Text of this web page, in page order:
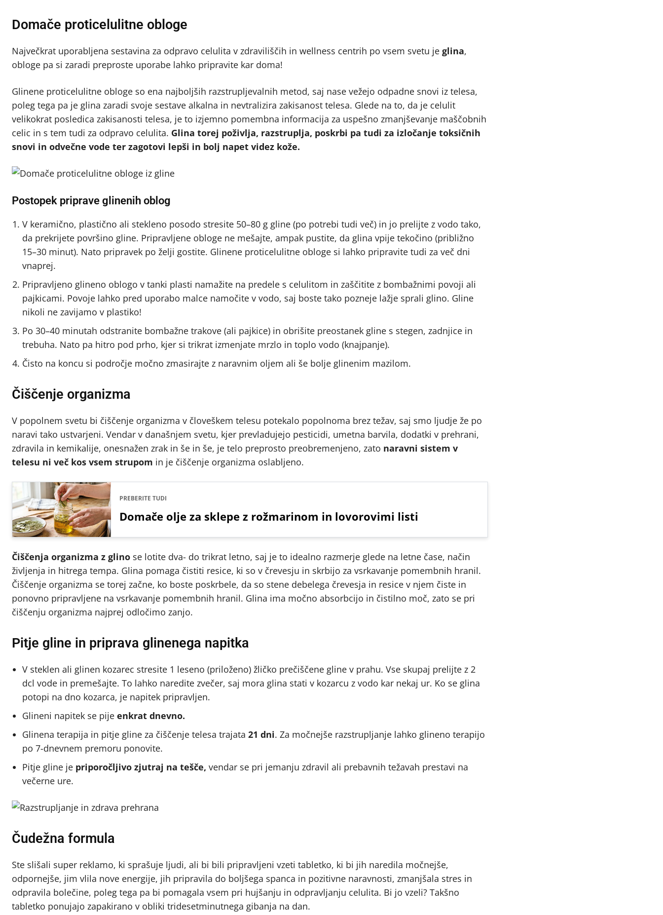
Domače proticelulitne obloge
Največkrat uporabljena sestavina za odpravo celulita v zdraviliščih in wellness centrih po vsem svetu je glina,
obloge pa si zaradi preproste uporabe lahko pripravite kar doma!
Glinene proticelulitne obloge so ena najboljših razstrupljevalnih metod, saj nase vežejo odpadne snovi iz telesa,
poleg tega pa je glina zaradi svoje sestave alkalna in nevtralizira zakisanost telesa. Glede na to, da je celulit
velikokrat posledica zakisanosti telesa, je to izjemno pomembna informacija za uspešno zmanjševanje maščobnih
celic in s tem tudi za odpravo celulita. Glina torej poživlja, razstruplja, poskrbi pa tudi za izločanje toksičnih
snovi in odvečne vode ter zagotovi lepši in bolj napet videz kože.
Postopek priprave glinenih oblog
V keramično, plastično ali stekleno posodo stresite 50–80 g gline (po potrebi tudi več) in jo prelijte z vodo tako,
da prekrijete površino gline. Pripravljene obloge ne mešajte, ampak pustite, da glina vpije tekočino (približno
15–30 minut). Nato pripravek po želji gostite. Glinene proticelulitne obloge si lahko pripravite tudi za več dni
vnaprej.
Pripravljeno glineno oblogo v tanki plasti namažite na predele s celulitom in zaščitite z bombažnimi povoji ali
pajkicami. Povoje lahko pred uporabo malce namočite v vodo, saj boste tako pozneje lažje sprali glino. Gline
nikoli ne zavijamo v plastiko!
Po 30–40 minutah odstranite bombažne trakove (ali pajkice) in obrišite preostanek gline s stegen, zadnjice in
trebuha. Nato pa hitro pod prho, kjer si trikrat izmenjate mrzlo in toplo vodo (knajpanje).
Čisto na koncu si področje močno zmasirajte z naravnim oljem ali še bolje glinenim mazilom.
Čiščenje organizma
V popolnem svetu bi čiščenje organizma v človeškem telesu potekalo popolnoma brez težav, saj smo ljudje že po
naravi tako ustvarjeni. Vendar v današnjem svetu, kjer prevladujejo pesticidi, umetna barvila, dodatki v prehrani,
zdravila in kemikalije, onesnažen zrak in še in še, je telo preprosto preobremenjeno, zato naravni sistem v
telesu ni več kos vsem strupom in je čiščenje organizma oslabljeno.
PREBERITE TUDI
Domače olje za sklepe z rožmarinom in lovorovimi listi
Čiščenja organizma z glino se lotite dva- do trikrat letno, saj je to idealno razmerje glede na letne čase, način
življenja in hitrega tempa. Glina pomaga čistiti resice, ki so v črevesju in skrbijo za vsrkavanje pomembnih hranil.
Čiščenje organizma se torej začne, ko boste poskrbele, da so stene debelega črevesja in resice v njem čiste in
ponovno pripravljene na vsrkavanje pomembnih hranil. Glina ima močno absorbcijo in čistilno moč, zato se pri
čiščenju organizma najprej odločimo zanjo.
Pitje gline in priprava glinenega napitka
V steklen ali glinen kozarec stresite 1 leseno (priloženo) žličko prečiščene gline v prahu. Vse skupaj prelijte z 2
dcl vode in premešajte. To lahko naredite zvečer, saj mora glina stati v kozarcu z vodo kar nekaj ur. Ko se glina
potopi na dno kozarca, je napitek pripravljen.
Glineni napitek se pije enkrat dnevno.
Glinena terapija in pitje gline za čiščenje telesa trajata 21 dni. Za močnejše razstrupljanje lahko glineno terapijo
po 7-dnevnem premoru ponovite.
Pitje gline je priporočljivo zjutraj na tešče, vendar se pri jemanju zdravil ali prebavnih težavah prestavi na
večerne ure.
Čudežna formula
Ste slišali super reklamo, ki sprašuje ljudi, ali bi bili pripravljeni vzeti tabletko, ki bi jih naredila močnejše,
odpornejše, jim vlila nove energije, jih pripravila do boljšega spanca in pozitivne naravnosti, zmanjšala stres in
odpravila bolečine, poleg tega pa bi pomagala vsem pri hujšanju in odpravljanju celulita. Bi jo vzeli? Takšno
tabletko ponujajo zapakirano v obliki tridesetminutnega gibanja na dan.